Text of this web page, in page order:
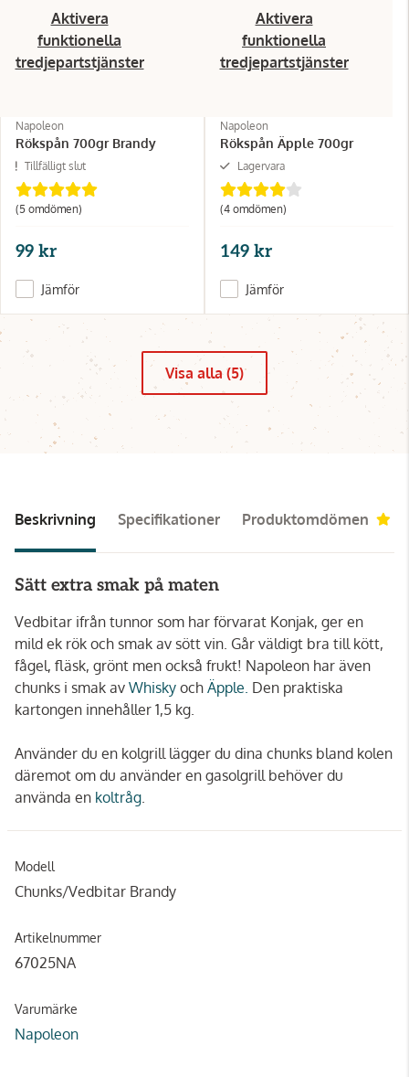
Aktivera
funktionella
tredjepartstjänster
Napoleon
Rökspån 700gr Brandy
Tillfälligt slut
(5 omdömen)
99 kr
Jämför
Aktivera
funktionella
tredjepartstjänster
Napoleon
Rökspån Äpple 700gr
Lagervara
(4 omdömen)
149 kr
Jämför
Visa alla (5)
Beskrivning Specifikationer Produktomdömen
Sätt extra smak på maten
Vedbitar ifrån tunnor som har förvarat Konjak, ger en
mild ek rök och smak av sött vin. Går väldigt bra till kött,
fågel, fläsk, grönt men också frukt! Napoleon har även
chunks i smak av Whisky och Äpple. Den praktiska
kartongen innehåller 1,5 kg.
Använder du en kolgrill lägger du dina chunks bland kolen
däremot om du använder en gasolgrill behöver du
använda en koltråg
Modell
Chunks/Vedbitar Brandy
Artikelnummer
67025NA
Varumärke
Napoleon